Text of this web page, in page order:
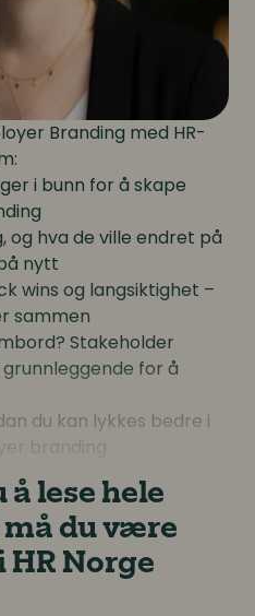
Branding med HR-
i bunn for å skape
og hva de ville endret på
nytt
wins og langsiktighet –
sammen
Stakeholder
for å
du kan lykkes bedre i
branding
lese hele
du være
HR Norge